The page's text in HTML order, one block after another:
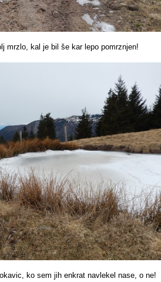
mrzlo, kal je bil še kar lepo pomrznjen!
ko sem jih enkrat navlekel nase, o ne!